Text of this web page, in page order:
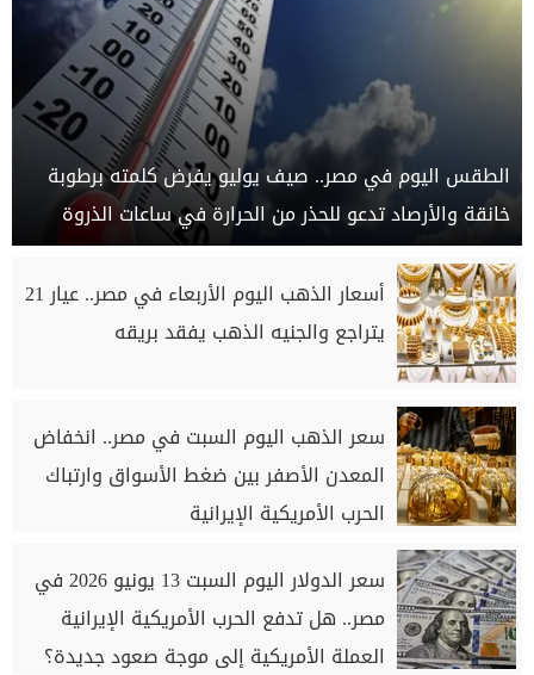
الطقس اليوم في مصر.. صيف يوليو يفرض كلمته برطوبة
خانقة والأرصاد تدعو للحذر من الحرارة في ساعات الذروة
أسعار الذهب اليوم الأربعاء في مصر.. عيار 21
يتراجع والجنيه الذهب يفقد بريقه
سعر الذهب اليوم السبت في مصر.. انخفاض
المعدن الأصفر بين ضغط الأسواق وارتباك
الحرب الأمريكية الإيرانية
سعر الدولار اليوم السبت 13 يونيو 2026 في
مصر.. هل تدفع الحرب الأمريكية الإيرانية
العملة الأمريكية إلى موجة صعود جديدة؟